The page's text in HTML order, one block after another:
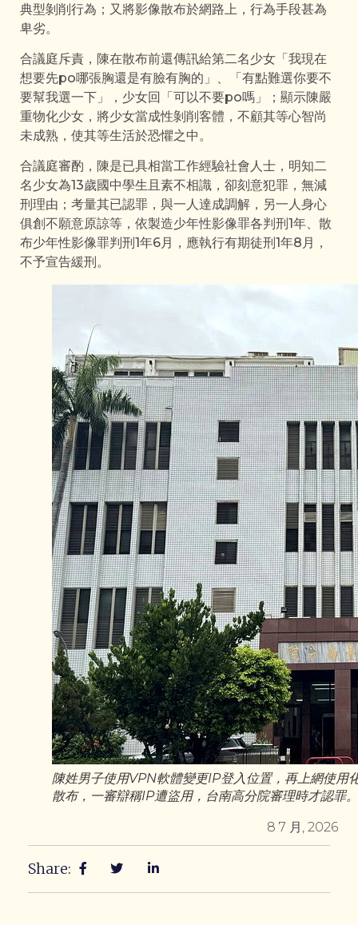
典型剝削行為；又將影像散布於網路上，行為手段甚為
卑劣。
合議庭斥責，陳在散布前還傳訊給第二名少女「我現在
想要先po哪張胸還是有臉有胸的」、「有點難選你要不
要幫我選一下」，少女回「可以不要po嗎」；顯示陳嚴
重物化少女，將少女當成性剝削客體，不顧其等心智尚
未成熟，使其等生活於恐懼之中。
合議庭審酌，陳是已具相當工作經驗社會人士，明知二
名少女為13歲國中學生且素不相識，卻刻意犯罪，無減
刑理由；考量其已認罪，與一人達成調解，另一人身心
俱創不願意原諒等，依製造少年性影像罪各判刑1年、散
布少年性影像罪判刑1年6月，應執行有期徒刑1年8月，
不予宣告緩刑。
陳姓男子使用VPN軟體變更IP登入位置，再上網使用
散布，一審辯稱IP遭盜用，台南高分院審理時才認罪
8 7 月, 2026
Share: